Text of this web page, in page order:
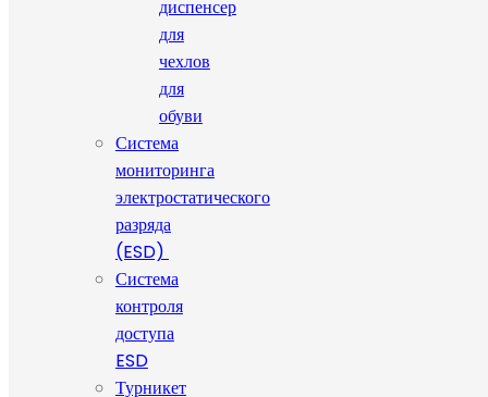
диспенсер
для
чехлов
для
обуви
Система
мониторинга
электростатического
разряда
(ESD)
Система
контроля
доступа
ESD
Турникет